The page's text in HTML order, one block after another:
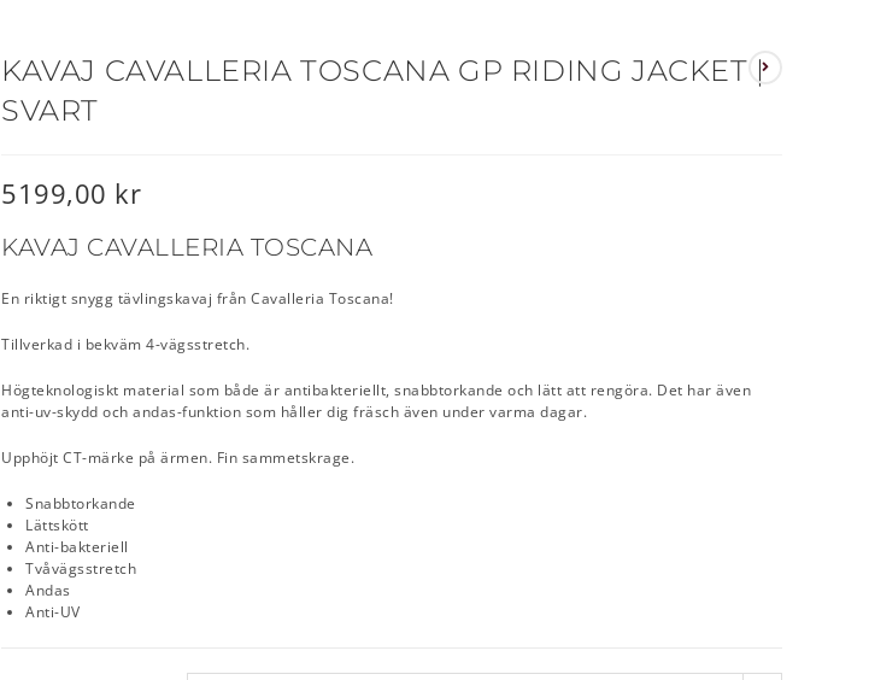
KAVAJ CAVALLERIA TOSCANA GP RIDING JACKET |
SVART
5199,00 kr
KAVAJ CAVALLERIA TOSCANA
En riktigt snygg tävlingskavaj från Cavalleria Toscana!
Tillverkad i bekväm 4-vägsstretch.
Högteknologiskt material som både är antibakteriellt, snabbtorkande och lätt att rengöra. Det har även
anti-uv-skydd och andas-funktion som håller dig fräsch även under varma dagar.
Upphöjt CT-märke på ärmen. Fin sammetskrage.
Snabbtorkande
Lättskött
Anti-bakteriell
Tvåvägsstretch
Andas
Anti-UV